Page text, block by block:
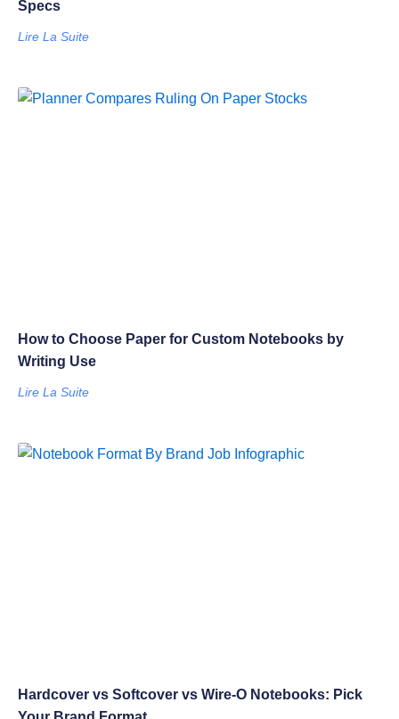
Specs
Lire La Suite
How to Choose Paper for Custom Notebooks by
Writing Use
Lire La Suite
Hardcover vs Softcover vs Wire-O Notebooks: Pick